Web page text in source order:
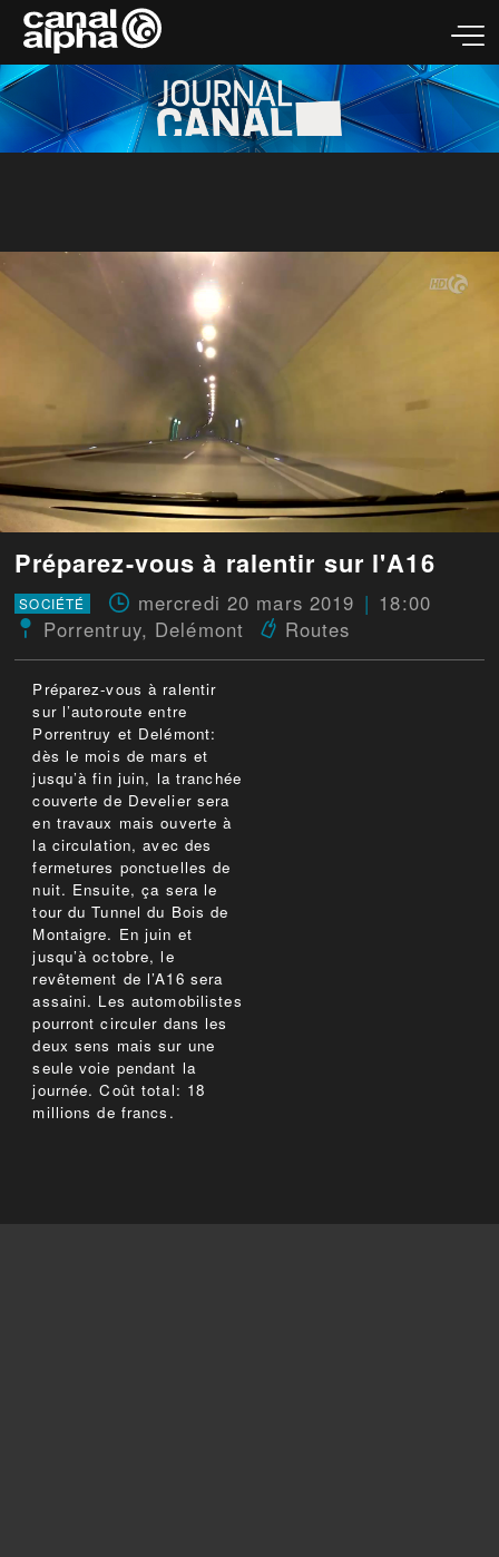
Préparez-vous à ralentir sur l'A16
SOCIÉTÉ mercredi 20 mars 2019
18:00
Porrentruy, Delémont Routes
Préparez-vous à ralentir
sur l’autoroute entre
Porrentruy et Delémont:
dès le mois de mars et
jusqu’à fin juin, la tranchée
couverte de Develier sera
en travaux mais ouverte à
la circulation, avec des
fermetures ponctuelles de
nuit. Ensuite, ça sera le
tour du Tunnel du Bois de
Montaigre. En juin et
jusqu’à octobre, le
revêtement de l’A16 sera
assaini. Les automobilistes
pourront circuler dans les
deux sens mais sur une
seule voie pendant la
journée. Coût total: 18
millions de francs.